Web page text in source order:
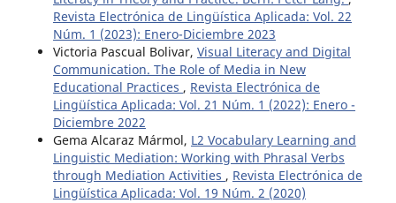
Revista Electrónica de Lingüística Aplicada: Vol. 22
Núm. 1 (2023): Enero-Diciembre 2023
Victoria Pascual Bolivar, Visual Literacy and Digital
Communication. The Role of Media in New
Educational Practices , Revista Electrónica de
Lingüística Aplicada: Vol. 21 Núm. 1 (2022): Enero -
Diciembre 2022
Gema Alcaraz Mármol, L2 Vocabulary Learning and
Linguistic Mediation: Working with Phrasal Verbs
through Mediation Activities , Revista Electrónica de
Lingüística Aplicada: Vol. 19 Núm. 2 (2020)